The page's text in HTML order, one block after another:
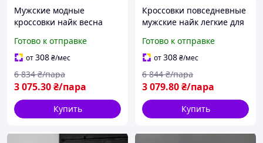
Мужские модные
кроссовки найк весна
Готово к отправке
от308₴/мес
3 075.30₴/пара
6 834 ₴/пара
Купить
Кроссовки повседневные
мужские найк легкие для
BLK-19
Готово к отправке
от308₴/мес
3 079.80₴/пара
6 844 ₴/пара
Купить